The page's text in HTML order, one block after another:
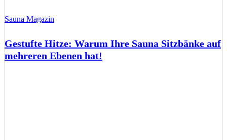
Sauna Magazin
Gestufte Hitze: Warum Ihre Sauna Sitzbänke auf
mehreren Ebenen hat!